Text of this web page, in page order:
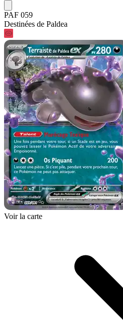
PAF 059
Destinées de Paldea
Voir la carte